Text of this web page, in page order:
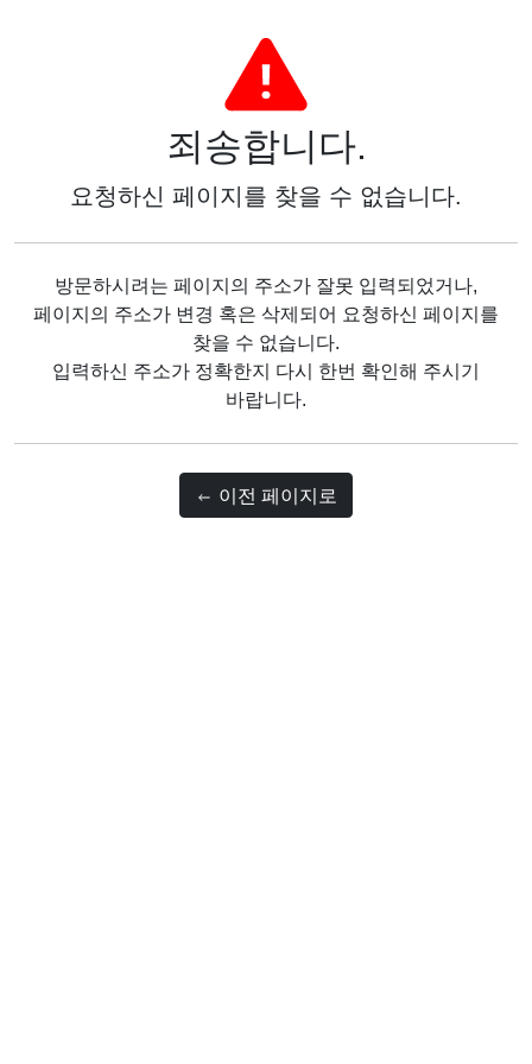
죄송합니다.
요청하신 페이지를 찾을 수 없습니다.
방문하시려는 페이지의 주소가 잘못 입력되었거나,
페이지의 주소가 변경 혹은 삭제되어 요청하신 페이지를
찾을 수 없습니다.
입력하신 주소가 정확한지 다시 한번 확인해 주시기
바랍니다.
이전 페이지로